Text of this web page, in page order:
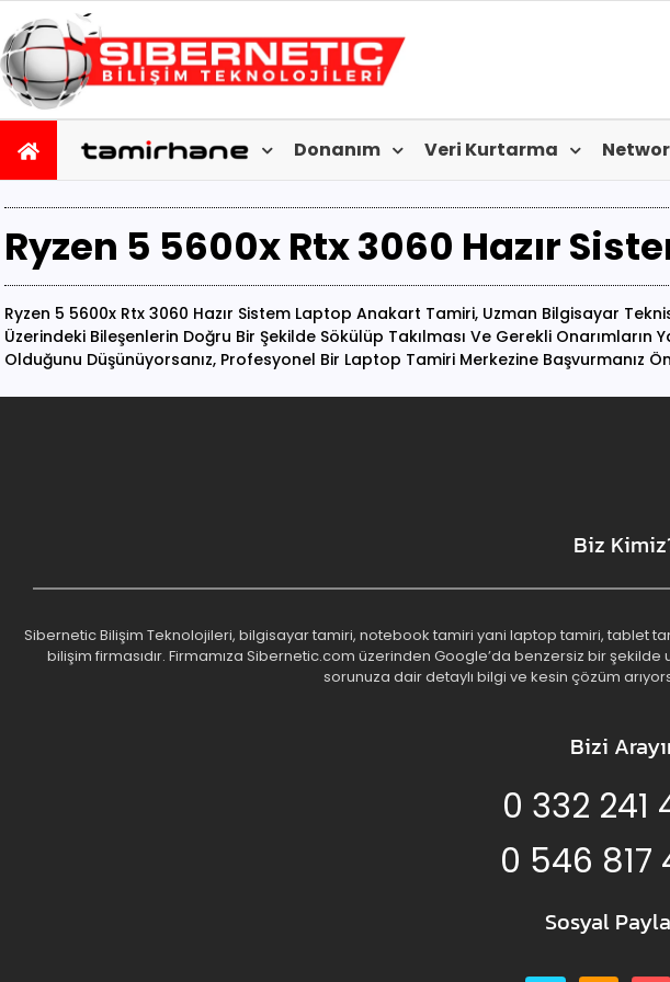
Donanım Veri Kurtarma
Ryzen 5 5600x Rtx 3060 Hazır
Ryzen 5 5600x Rtx 3060 Hazır Sistem Laptop Anakart Tamiri, Uzman Bilgisayar
Üzerindeki Bileşenlerin Doğru Bir Şekilde Sökülüp Takılması Ve Gerekli
Olduğunu Düşünüyorsanız, Profesyonel Bir Laptop Tamiri Merkezine Başvurmanız
Biz
Sibernetic Bilişim Teknolojileri, bilgisayar tamiri, notebook tamiri yani laptop tamiri, tablet
bilişim firmasıdır. Firmamıza Sibernetic.com üzerinden Google’da benzersiz bir
sorunuza dair detaylı bilgi ve kesin çözüm
Bizi
0 332 241
0 546 817
Sosyal